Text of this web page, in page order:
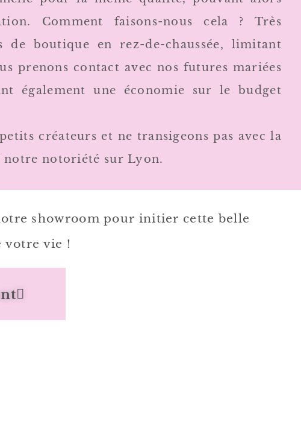
Comment faisons-nous cela ? Très
de boutique en rez-de-chaussée, limitant
prenons contact avec nos futures mariées
également une économie sur le budget
créateurs et ne transigeons pas avec la
notre notoriété sur Lyon.
showroom pour initier cette belle
votre vie !